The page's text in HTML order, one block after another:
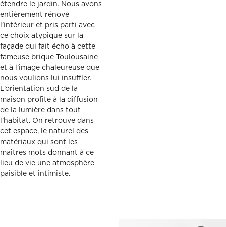
étendre le jardin. Nous avons
entièrement rénové
l’intérieur et pris parti avec
ce choix atypique sur la
façade qui fait écho à cette
fameuse brique Toulousaine
et à l’image chaleureuse que
nous voulions lui insuffler.
L’orientation sud de la
maison profite à la diffusion
de la lumière dans tout
l’habitat. On retrouve dans
cet espace, le naturel des
matériaux qui sont les
maîtres mots donnant à ce
lieu de vie une atmosphère
paisible et intimiste.